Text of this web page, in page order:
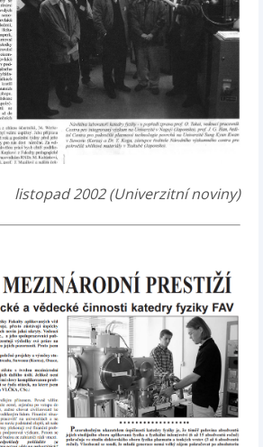
listopad 2002 (Univerzitní noviny)